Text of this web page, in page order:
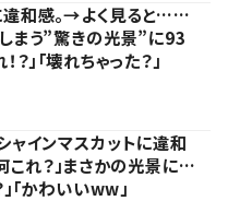
和感。→よく見ると……
まう”驚きの光景”に93
」「壊れちゃった？」
ャインマスカットに違和
これ？」まさかの光景に…
」「かわいいww」